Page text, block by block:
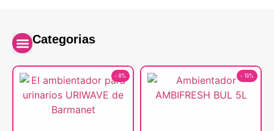
Categorias
- 8% - 19%